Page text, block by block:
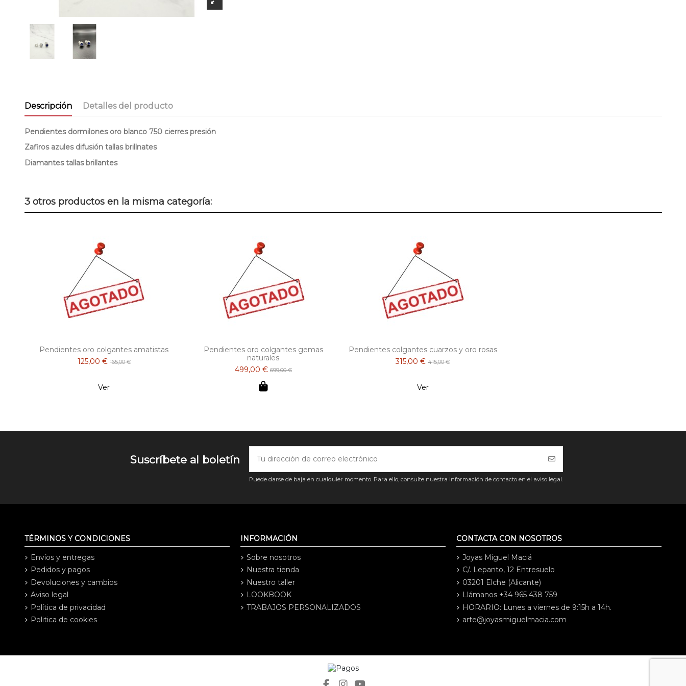
Descripción Detalles del producto
Pendientes dormilones oro blanco 750 cierres presión
Zafiros azules difusión tallas brillnates
Diamantes tallas brillantes
3 otros productos en la misma categoría:
Pendientes oro colgantes amatistas
125,00 € 165,00 €
Ver
Pendientes oro colgantes gemas
naturales
499,00 € 699,00 €
Pendientes colgantes cuarzos y oro rosas
315,00 €415,00 €
Ver
Suscríbete al boletín
Puede darse de baja en cualquier momento. Para ello, consulte nuestra información de contacto en el aviso legal.
TÉRMINOS Y CONDICIONES
Envíos y entregas
Pedidos y pagos
Devoluciones y cambios
Aviso legal
Política de privacidad
Politica de cookies
INFORMACIÓN
Sobre nosotros
Nuestra tienda
Nuestro taller
LOOKBOOK
TRABAJOS PERSONALIZADOS
CONTACTA CON NOSOTROS
Joyas Miguel Maciá
C/. Lepanto, 12 Entresuelo
03201 Elche (Alicante)
Llámanos +34 965 438 759
HORARIO: Lunes a viernes de 9:15h a 14h.
arte@joyasmiguelmacia.com